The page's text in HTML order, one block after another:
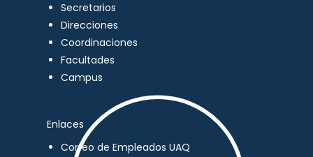
Secretarios
Direcciones
Coordinaciones
Facultades
Campus
Enlaces
Correo de Empleados UAQ